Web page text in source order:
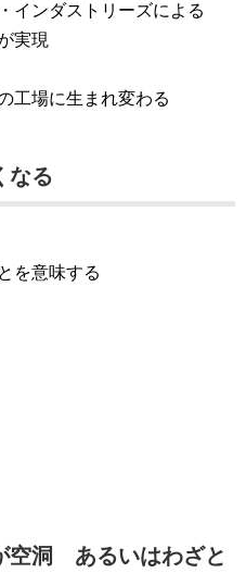
インダストリーズによる
実現
工場に生まれ変わる
なる
を意味する
空洞 あるいはわざと